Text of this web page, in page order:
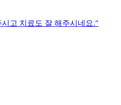
고 치료도 잘 해주시네요."